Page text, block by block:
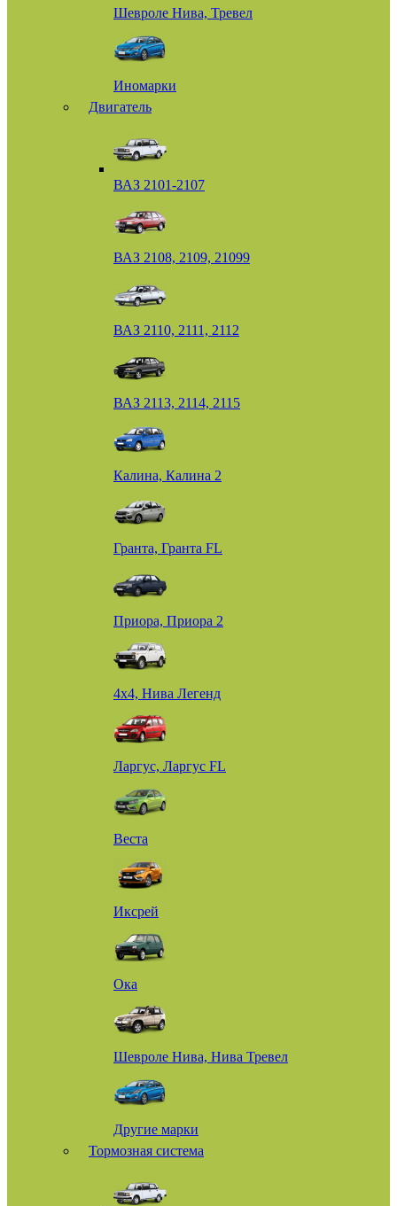
Шевроле Нива, Тревел
Иномарки
Двигатель
ВАЗ 2101-2107
ВАЗ 2108, 2109, 21099
ВАЗ 2110, 2111, 2112
ВАЗ 2113, 2114, 2115
Калина, Калина 2
Гранта, Гранта FL
Приора, Приора 2
4х4, Нива Легенд
Ларгус, Ларгус FL
Веста
Иксрей
Ока
Шевроле Нива, Нива Тревел
Другие марки
Тормозная система